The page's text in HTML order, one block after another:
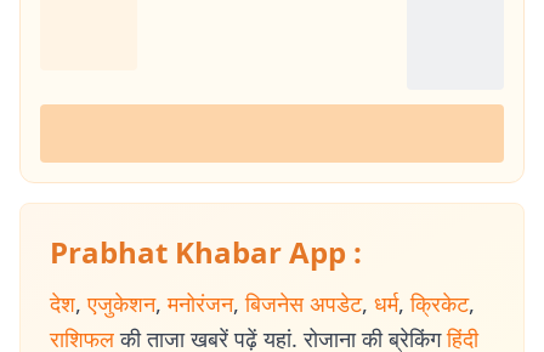
Prabhat Khabar App :
देश, एजुकेशन, मनोरंजन, बिजनेस अपडेट, धर्म, क्रिकेट,
राशिफल की ताजा खबरें पढ़ें यहां. रोजाना की ब्रेकिंग हिंदी